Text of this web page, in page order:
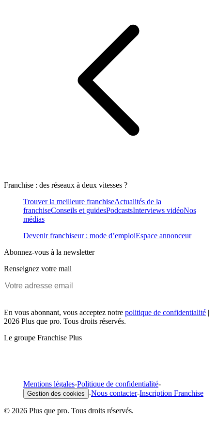
Franchise : des réseaux à deux vitesses ?
Trouver la meilleure franchiseActualités de la
franchiseConseils et guidesPodcastsInterviews vidéoNos
médias
Devenir franchiseur : mode d’emploiEspace annonceur
Abonnez-vous à la newsletter
Renseignez votre mail
En vous abonnant, vous acceptez notre politique de confidentialité |
2026 Plus que pro. Tous droits réservés.
Le groupe Franchise Plus
Mentions légales-Politique de confidentialité-
Gestion des cookies -Nous contacter-Inscription Franchise
© 2026 Plus que pro. Tous droits réservés.